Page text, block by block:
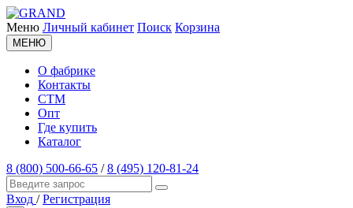
Меню Личный кабинет Поиск Корзина
МЕНЮ
О фабрике
Контакты
СТМ
Опт
Где купить
Каталог
8 (800) 500-66-65 /8 (495) 120-81-24
Вход / Регистрация